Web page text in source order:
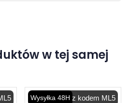
w tej samej
-5% z kodem ML5
Wysyłka 48H